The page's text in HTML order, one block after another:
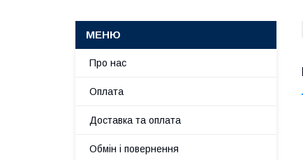
Про нас
Оплата
Доставка та оплата
Обмін і повернення